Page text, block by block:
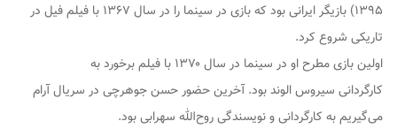
۱۳۹۵) بازیگر ایرانی بود که بازی در سینما را در سال ۱۳۶۷ با فیلم فیل در
تاریکی شروع کرد.
اولین بازی مطرح او در سینما در سال ۱۳۷۰ با فیلم برخورد به
کارگردانی سیروس الوند بود. آخرین حضور حسن جوهرچی در سریال آرام
می‌گیریم به کارگردانی و نویسندگی روح‌الله سهرابی بود.